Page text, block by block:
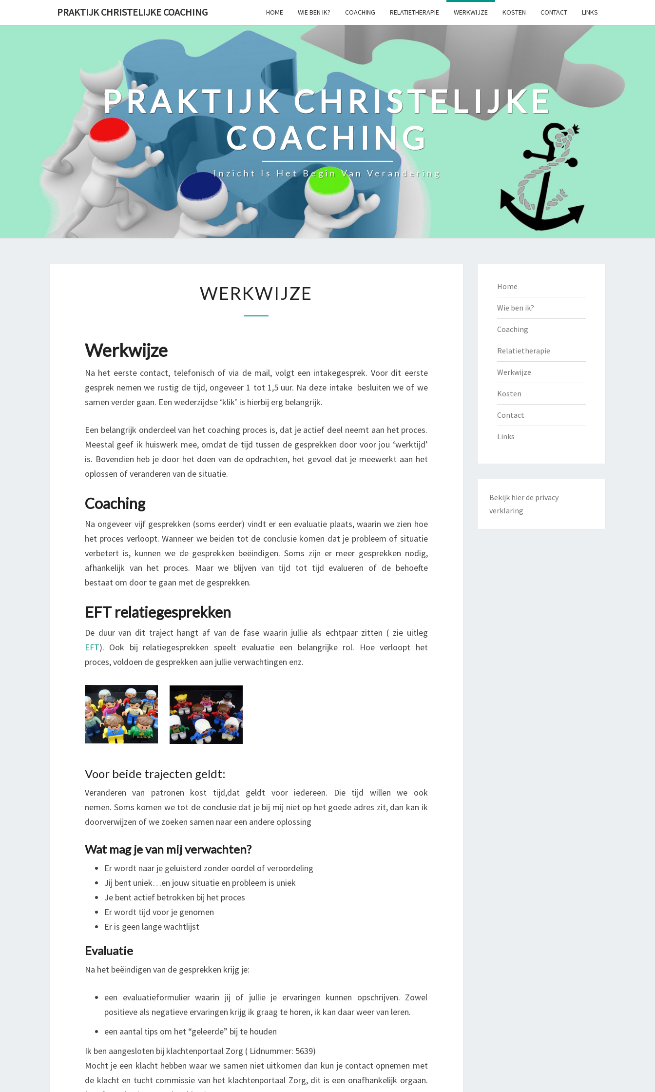
PRAKTIJK CHRISTELIJKE COACHING HOME WIE BEN IK? COACHING RELATIETHERAPIE WERKWIJZE KOSTEN CONTACT LINKS
PRAKTIJK CHRISTELIJKE
COACHING
Inzicht Is Het Begin Van Verandering
WERKWIJZE
Werkwijze
Na het eerste contact, telefonisch of via de mail, volgt een intakegesprek. Voor dit eerste
gesprek nemen we rustig de tijd, ongeveer 1 tot 1,5 uur. Na deze intake besluiten we of we
samen verder gaan. Een wederzijdse ‘klik’ is hierbij erg belangrijk.
Een belangrijk onderdeel van het coaching proces is, dat je actief deel neemt aan het proces.
Meestal geef ik huiswerk mee, omdat de tijd tussen de gesprekken door voor jou ‘werktijd’
is. Bovendien heb je door het doen van de opdrachten, het gevoel dat je meewerkt aan het
oplossen of veranderen van de situatie.
Coaching
Na ongeveer vijf gesprekken (soms eerder) vindt er een evaluatie plaats, waarin we zien hoe
het proces verloopt. Wanneer we beiden tot de conclusie komen dat je probleem of situatie
verbetert is, kunnen we de gesprekken beëindigen. Soms zijn er meer gesprekken nodig,
afhankelijk van het proces. Maar we blijven van tijd tot tijd evalueren of de behoefte
bestaat om door te gaan met de gesprekken.
EFT relatiegesprekken
De duur van dit traject hangt af van de fase waarin jullie als echtpaar zitten ( zie uitleg
EFT). Ook bij relatiegesprekken speelt evaluatie een belangrijke rol. Hoe verloopt het
proces, voldoen de gesprekken aan jullie verwachtingen enz.
Voor beide trajecten geldt:
Veranderen van patronen kost tijd,dat geldt voor iedereen. Die tijd willen we ook
nemen. Soms komen we tot de conclusie dat je bij mij niet op het goede adres zit, dan kan ik
doorverwijzen of we zoeken samen naar een andere oplossing
Wat mag je van mij verwachten?
Er wordt naar je geluisterd zonder oordel of veroordeling
Jij bent uniek…en jouw situatie en probleem is uniek
Je bent actief betrokken bij het proces
Er wordt tijd voor je genomen
Er is geen lange wachtlijst
Evaluatie
Na het beëindigen van de gesprekken krijg je:
een evaluatieformulier waarin jij of jullie je ervaringen kunnen opschrijven. Zowel
positieve als negatieve ervaringen krijg ik graag te horen, ik kan daar weer van leren.
een aantal tips om het “geleerde” bij te houden
Ik ben aangesloten bij klachtenportaal Zorg ( Lidnummer: 5639)
Mocht je een klacht hebben waar we samen niet uitkomen dan kun je contact opnemen met
de klacht en tucht commissie van het klachtenportaal Zorg, dit is een onafhankelijk orgaan.
Home
Wie ben ik?
Coaching
Relatietherapie
Werkwijze
Kosten
Contact
Links
Bekijk hier de privacy
verklaring